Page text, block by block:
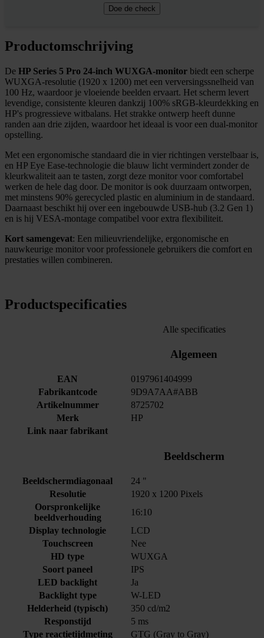
Doe de check
Productomschrijving
De HP Series 5 Pro 24-inch WUXGA-monitor biedt een scherpe
WUXGA-resolutie (1920 x 1200) met een verversingssnelheid van
100 Hz, waardoor je vloeiende beelden ervaart. Het scherm levert
levendige, consistente kleuren dankzij 100% sRGB-kleurdekking en
HP's progressieve witbalans. Het strakke ontwerp heeft dunne
randen aan drie zijden, waardoor het ideaal is voor een dual-monitor
opstelling.
Met een ergonomische standaard die in vier richtingen verstelbaar is,
en HP Eye Ease-technologie die blauw licht vermindert zonder de
kleurkwaliteit aan te tasten, zorgt deze monitor voor comfortabel
werken de hele dag door. De monitor is ook duurzaam ontworpen,
met minstens 90% gerecycled plastic en aluminium in de standaard.
Daarnaast beschikt hij over een ingebouwde USB-hub (3.2 Gen 1)
en is hij VESA-montage compatibel voor extra flexibiliteit.
Kort samengevat: Een milieuvriendelijke, ergonomische en
nauwkeurige monitor voor professionele gebruikers die comfort en
prestaties willen combineren.
Productspecificaties
Alle specificaties
Algemeen
EAN
0197961404999
Fabrikantcode
9D9A7AA#ABB
Artikelnummer
8725702
Merk
HP
Link naar fabrikant
Beeldscherm
Beeldschermdiagonaal
24 "
Resolutie
1920 x 1200 Pixels
Oorspronkelijke
beeldverhouding
16:10
Display technologie
LCD
Touchscreen
Nee
HD type
WUXGA
Soort paneel
IPS
LED backlight
Ja
Backlight type
W-LED
Helderheid (typisch)
350 cd/m2
Responstijd
5 ms
Type reactietijdmeting
GTG (Gray to Gray)